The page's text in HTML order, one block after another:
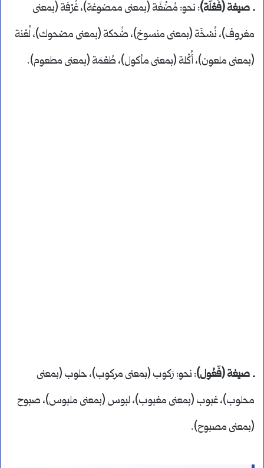
ـ صيغة (فُعْلَة): نحو: مُضْغَة (بمعنى ممضوغة)، غُرْفة (بمعنى
مغروف)، نُسْخَة (بمعنى منسوخ)، ضُحكة (بمعنى مضحوك)، لُعْنة
(بمعنى ملعون)، أُكْلة (بمعنى مأكول)، طُعْمَة (بمعنى مطعوم).
ـ صيغة (فَعُول): نحو: رَكوب (بمعنى مركوب)، حلوب (بمعنى
محلوب)، غبوب (بمعنى مغبوب)، لبوس (بمعنى ملبوس)، صبوح
(بمعنى مصبوح).